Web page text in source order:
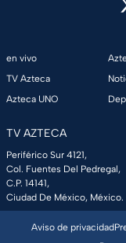
en vivo
TV Azteca
Azteca UNO
TV AZTECA
Periférico Sur 4121,
Col. Fuentes Del Pedregal,
C.P. 14141,
Ciudad De México, México.
Aviso de privacidad